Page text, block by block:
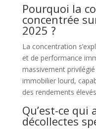
Pourquoi la
concentrée
2025 ?
La concentration
et de performance
massivement
immobilier lourd,
des rendements
Qu’est-ce qui
décollectes